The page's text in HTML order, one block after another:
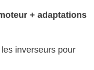
+ adaptations
inverseurs pour